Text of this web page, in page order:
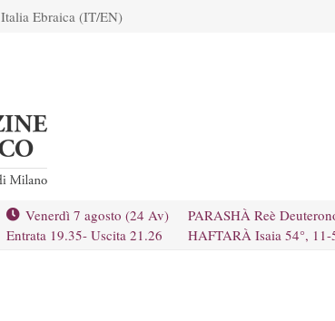
Italia Ebraica (IT/EN)
Venerdì 7 agosto (24 Av)
Entrata 19.35- Uscita 21.26
PARASHÀ Reè
HAFTARÀ Isaia 54°, 11-